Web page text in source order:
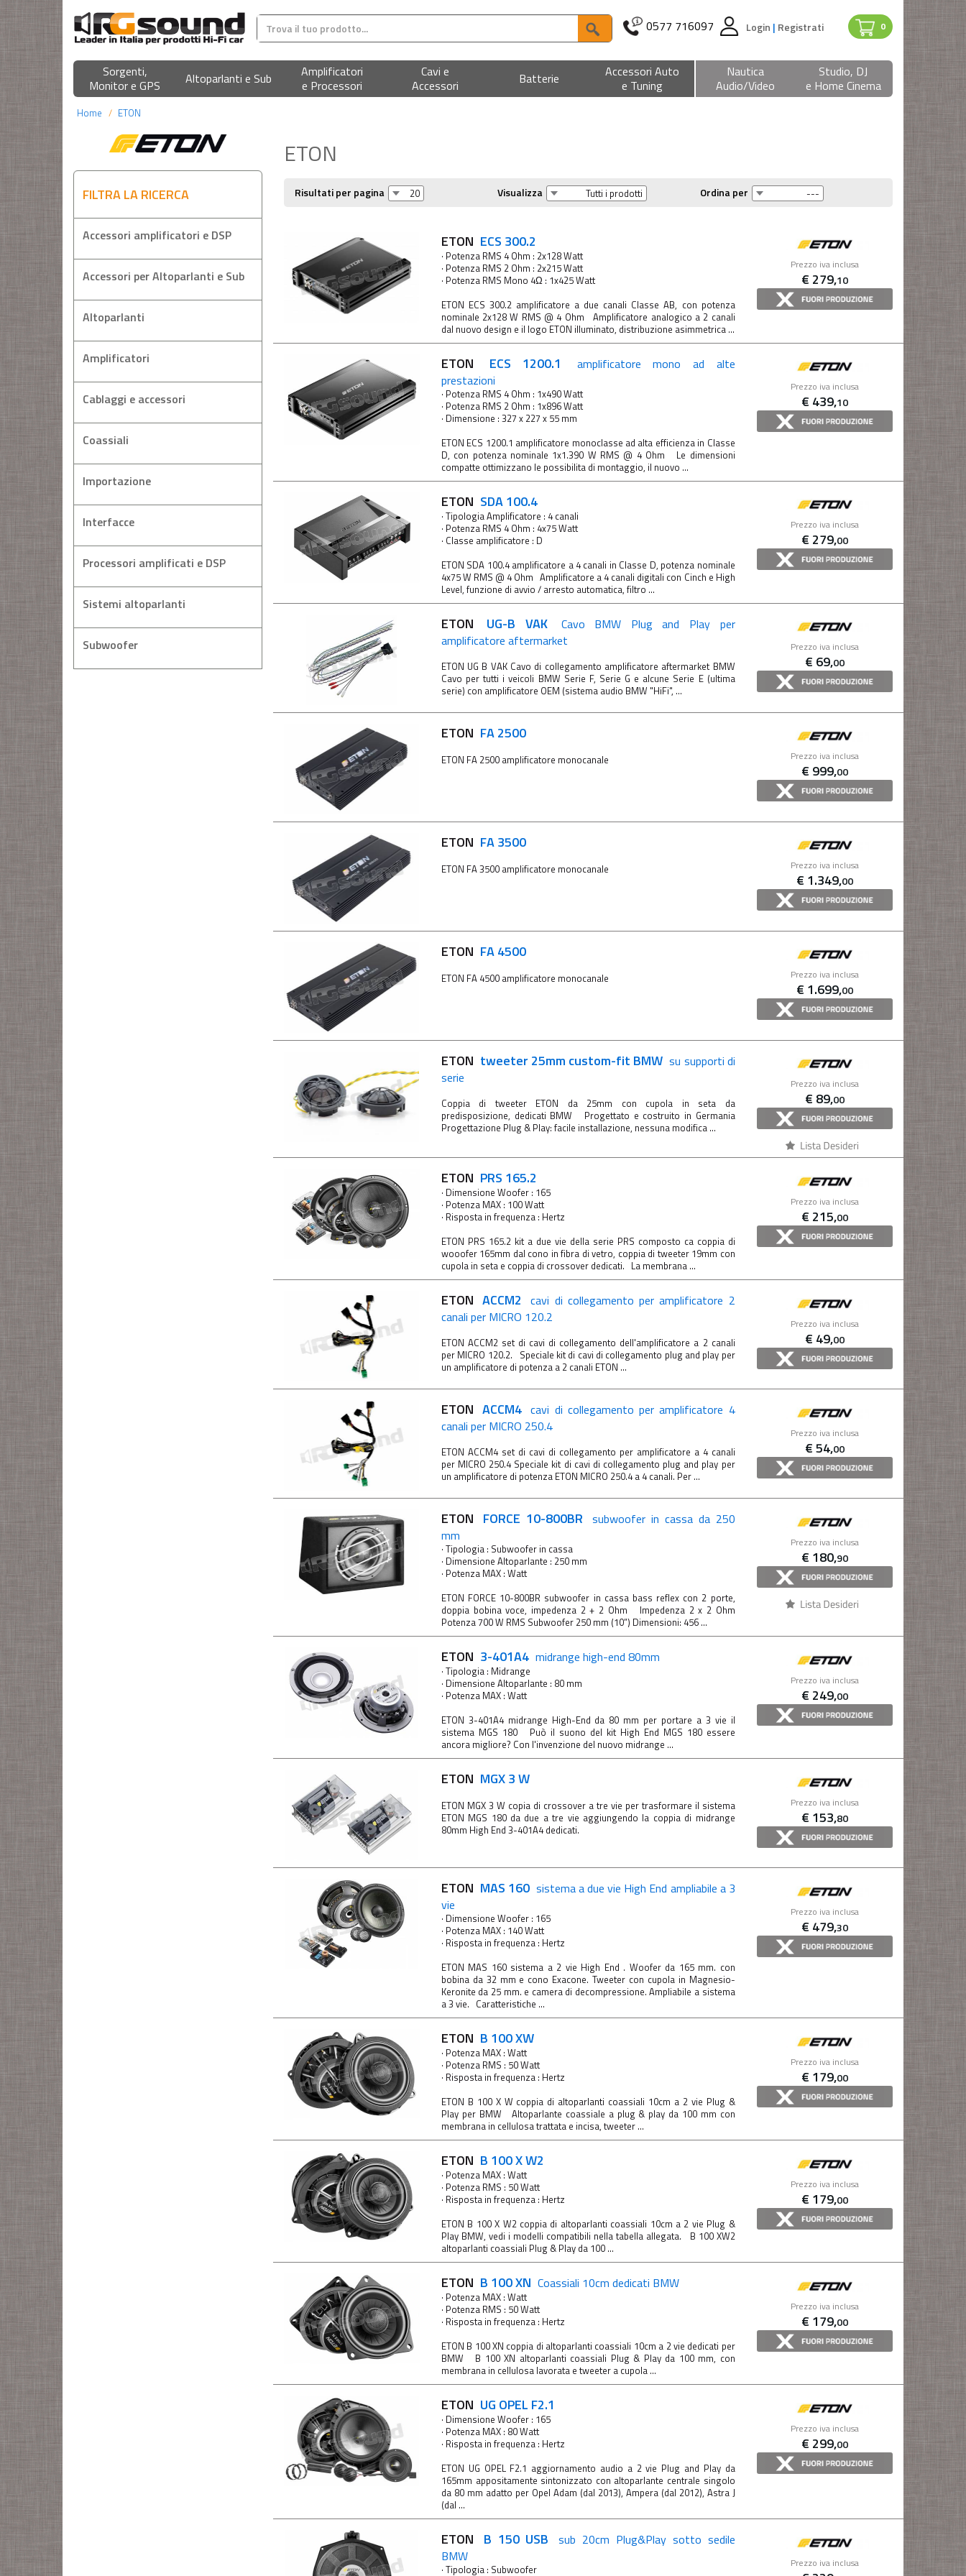
0
0577 716097 Login | Registrati
Sorgenti,
Monitor e GPS
Altoparlanti e Sub
Amplificatori
e Processori
Cavi e
Accessori
Batterie
Accessori Auto
e Tuning
Nautica
Audio/Video
Studio, DJ
e Home Cinema
Home ETON
FILTRA LA RICERCA
Accessori amplificatori e DSP
Accessori per Altoparlanti e Sub
Altoparlanti
Amplificatori
Cablaggi e accessori
Coassiali
Importazione
Interfacce
Processori amplificati e DSP
Sistemi altoparlanti
Subwoofer
ETON
Risultati per pagina Visualizza Ordina per
Prezzo iva inclusa
€ 279,10
ETON ECS 300.2
· Potenza RMS 4 Ohm : 2x128 Watt
· Potenza RMS 2 Ohm : 2x215 Watt
· Potenza RMS Mono 4Ω : 1x425 Watt
ETON ECS 300.2 amplificatore a due canali Classe AB, con potenza
nominale 2x128 W RMS @ 4 Ohm Amplificatore analogico a 2 canali
dal nuovo design e il logo ETON illuminato, distribuzione asimmetrica ...
Prezzo iva inclusa
€ 439,10
ETON ECS 1200.1
amplificatore mono ad alte
prestazioni
· Potenza RMS 4 Ohm : 1x490 Watt
· Potenza RMS 2 Ohm : 1x896 Watt
· Dimensione : 327 x 227 x 55 mm
ETON ECS 1200.1 amplificatore monoclasse ad alta efficienza in Classe
D, con potenza nominale 1x1.390 W RMS @ 4 Ohm Le dimensioni
compatte ottimizzano le possibilita di montaggio, il nuovo ...
Prezzo iva inclusa
€ 279,00
ETON SDA 100.4
· Tipologia Amplificatore : 4 canali
· Potenza RMS 4 Ohm : 4x75 Watt
· Classe amplificatore : D
ETON SDA 100.4 amplificatore a 4 canali in Classe D, potenza nominale
4x75 W RMS @ 4 Ohm Amplificatore a 4 canali digitali con Cinch e High
Level, funzione di avvio / arresto automatica, filtro ...
Prezzo iva inclusa
€ 69,00
ETON UG-B VAK
Cavo BMW Plug and Play per
amplificatore aftermarket
ETON UG B VAK Cavo di collegamento amplificatore aftermarket BMW
Cavo per tutti i veicoli BMW Serie F, Serie G e alcune Serie E (ultima
serie) con amplificatore OEM (sistema audio BMW "HiFi", ...
Prezzo iva inclusa
€ 999,00
ETON FA 2500
ETON FA 2500 amplificatore monocanale
Prezzo iva inclusa
€ 1.349,00
ETON FA 3500
ETON FA 3500 amplificatore monocanale
Prezzo iva inclusa
€ 1.699,00
ETON FA 4500
ETON FA 4500 amplificatore monocanale
Prezzo iva inclusa
€ 89,00
ETON tweeter 25mm custom-fit BMW su supporti di
serie
Coppia di tweeter ETON da 25mm con cupola in seta da
predisposizione, dedicati BMW Progettato e costruito in Germania
Progettazione Plug & Play: facile installazione, nessuna modifica ...
Prezzo iva inclusa
€ 215,00
ETON PRS 165.2
· Dimensione Woofer : 165
· Potenza MAX : 100 Watt
· Risposta in frequenza : Hertz
ETON PRS 165.2 kit a due vie della serie PRS composto ca coppia di
wooofer 165mm dal cono in fibra di vetro, coppia di tweeter 19mm con
cupola in seta e coppia di crossover dedicati. La membrana ...
Prezzo iva inclusa
€ 49,00
ETON ACCM2 cavi di collegamento per amplificatore 2
canali per MICRO 120.2
ETON ACCM2 set di cavi di collegamento dell'amplificatore a 2 canali
per MICRO 120.2. Speciale kit di cavi di collegamento plug and play per
un amplificatore di potenza a 2 canali ETON ...
Prezzo iva inclusa
€54,00
ETON ACCM4 cavi di collegamento per amplificatore 4
canali per MICRO 250.4
ETON ACCM4 set di cavi di collegamento per amplificatore a 4 canali
per MICRO 250.4 Speciale kit di cavi di collegamento plug and play per
un amplificatore di potenza ETON MICRO 250.4 a 4 canali. Per ...
Prezzo iva inclusa
€ 180,90
ETON FORCE 10-800BR subwoofer in cassa da 250
mm
· Tipologia : Subwoofer in cassa
· Dimensione Altoparlante : 250 mm
· Potenza MAX : Watt
ETON FORCE 10-800BR subwoofer in cassa bass reflex con 2 porte,
doppia bobina voce, impedenza 2 + 2 Ohm Impedenza 2 x 2 Ohm
Potenza 700 W RMS Subwoofer 250 mm (10”) Dimensioni: 456 ...
Prezzo iva inclusa
€ 249,00
ETON 3-401A4 midrange high-end 80mm
· Tipologia : Midrange
· Dimensione Altoparlante : 80 mm
· Potenza MAX : Watt
ETON 3-401A4 midrange High-End da 80 mm per portare a 3 vie il
sistema MGS 180 Può il suono del kit High End MGS 180 essere
ancora migliore? Con l'invenzione del nuovo midrange ...
Prezzo iva inclusa
€ 153,80
ETON MGX 3 W
ETON MGX 3 W copia di crossover a tre vie per trasformare il sistema
ETON MGS 180 da due a tre vie aggiungendo la coppia di midrange
80mm High End 3-401A4 dedicati.
Prezzo iva inclusa
€ 479,30
ETON MAS 160 sistema a due vie High End ampliabile a 3
vie
· Dimensione Woofer : 165
· Potenza MAX : 140 Watt
· Risposta in frequenza : Hertz
ETON MAS 160 sistema a 2 vie High End . Woofer da 165 mm. con
bobina da 32 mm e cono Exacone. Tweeter con cupola in Magnesio-
Keronite da 25 mm. e camera di decompressione. Ampliabile a sistema
a 3 vie. Caratteristiche ...
Prezzo iva inclusa
€ 179,00
ETON B 100 XW
· Potenza MAX : Watt
· Potenza RMS : 50 Watt
· Risposta in frequenza : Hertz
ETON B 100 X W coppia di altoparlanti coassiali 10cm a 2 vie Plug &
Play per BMW Altoparlante coassiale a plug & play da 100 mm con
membrana in cellulosa trattata e incisa, tweeter ...
Prezzo iva inclusa
€ 179,00
ETON B 100 X W2
· Potenza MAX : Watt
· Potenza RMS : 50 Watt
· Risposta in frequenza : Hertz
ETON B 100 X W2 coppia di altoparlanti coassiali 10cm a 2 vie Plug &
Play BMW, vedi i modelli compatibili nella tabella allegata. B 100 XW2
altoparlanti coassiali Plug & Play da 100 ...
Prezzo iva inclusa
€ 179,00
ETON B 100 XN Coassiali 10cm dedicati BMW
· Potenza MAX : Watt
· Potenza RMS : 50 Watt
· Risposta in frequenza : Hertz
ETON B 100 XN coppia di altoparlanti coassiali 10cm a 2 vie dedicati per
BMW B 100 XN altoparlanti coassiali Plug & Play da 100 mm, con
membrana in cellulosa lavorata e tweeter a cupola ...
Prezzo iva inclusa
€ 299,00
ETON UG OPEL F2.1
· Dimensione Woofer : 165
· Potenza MAX : 80 Watt
· Risposta in frequenza : Hertz
ETON UG OPEL F2.1 aggiornamento audio a 2 vie Plug and Play da
165mm appositamente sintonizzato con altoparlante centrale singolo
da 80 mm adatto per Opel Adam (dal 2013), Ampera (dal 2012), Astra J
(dal ...
Prezzo iva inclusa
ETON B 150 USB
sub 20cm Plug&Play sotto sedile
BMW
· Tipologia : Subwoofer